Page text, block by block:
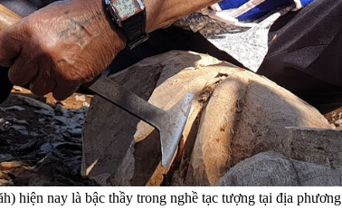
hiện nay là bậc thầy trong nghề tạc tượng tại địa phương